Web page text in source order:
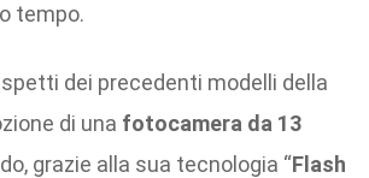
tempo.
dei precedenti modelli della
di una fotocamera da 13
grazie alla sua tecnologia “Flash